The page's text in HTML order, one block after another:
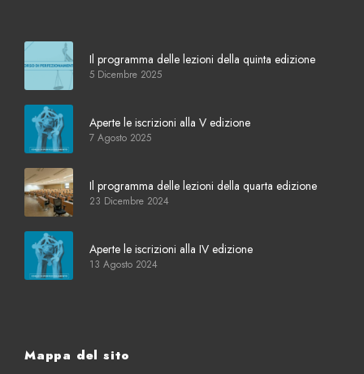
Il programma delle lezioni della quinta edizione
5 Dicembre 2025
Aperte le iscrizioni alla V edizione
7 Agosto 2025
Il programma delle lezioni della quarta edizione
23 Dicembre 2024
Aperte le iscrizioni alla IV edizione
13 Agosto 2024
Mappa del sito